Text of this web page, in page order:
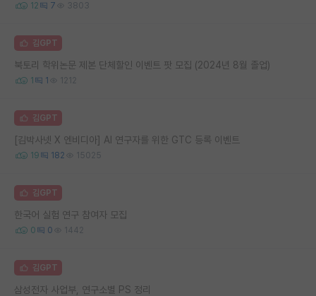
12 7 3803
김GPT
북토리 학위논문 제본 단체할인 이벤트 팟 모집 (2024년 8월 졸업)
1 1 1212
김GPT
[김박사넷 X 엔비디아] AI 연구자를 위한 GTC 등록 이벤트
19 182 15025
김GPT
한국어 실험 연구 참여자 모집
0 0 1442
김GPT
삼성전자 사업부, 연구소별 PS 정리